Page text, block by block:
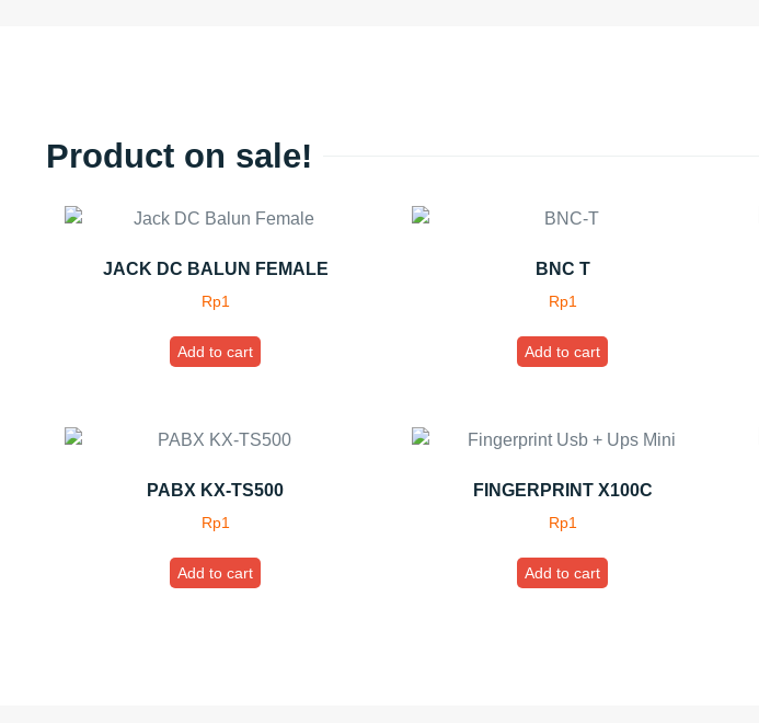
Product on sale!
JACK DC BALUN FEMALE
Rp1
Add to cart
BNC T
Rp1
Add to cart
PABX KX-TS500
Rp1
Add to cart
FINGERPRINT X100C
Rp1
Add to cart